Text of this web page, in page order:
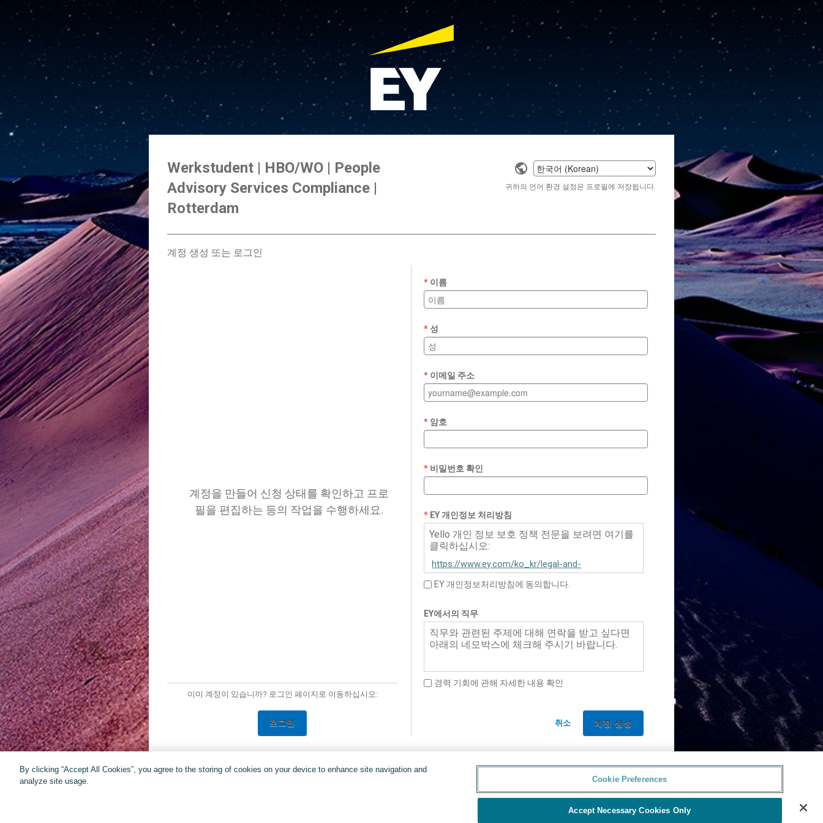
Select
a
language
귀하의 언어 환경 설정은 프로필에 저장됩니다.
Werkstudent | HBO/WO | People
Advisory Services Compliance |
Rotterdam
계정 생성 또는 로그인
계정을 만들어 신청 상태를 확인하고 프로
필을 편집하는 등의 작업을 수행하세요.
이미 계정이 있습니까? 로그인 페이지로 이동하십시오:
로그인
이름
성
이메일 주소
암호
비밀번호 확인
EY 개인정보 처리방침
Yello 개인 정보 보호 정책 전문을 보려면 여기를
클릭하십시오:
https://www.ey.com/ko_kr/legal-and-
privacy/privacy-policy-yello
EY 개인정보처리방침에 동의합니다.
EY에서의 직무
직무와 관련된 주제에 대해 연락을 받고 싶다면
아래의 네모박스에 체크해 주시기 바랍니다.
경력 기회에 관해 자세한 내용 확인
취소
By clicking “Accept All Cookies”, you agree to the storing of cookies on your device to enhance site navigation and
analyze site usage.
Cookie Preferences
Accept Necessary Cookies Only